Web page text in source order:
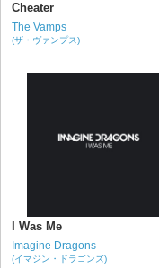
Cheater
The Vamps
(ザ・ヴァンプス)
I Was Me
Imagine Dragons
(イマジン・ドラゴンズ)